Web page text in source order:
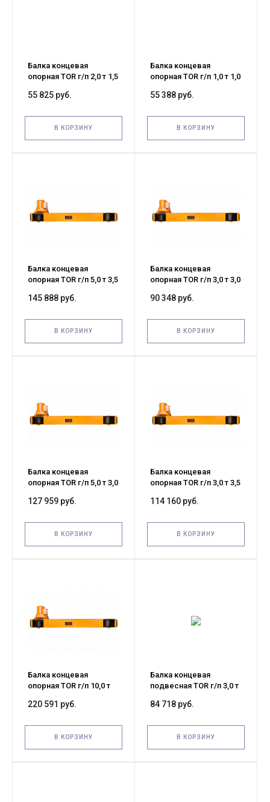
Балка концевая
опорная TOR г/п 2,0 т 1,5
55 825 руб.
В КОРЗИНУ
Балка концевая
опорная TOR г/п 1,0 т 1,0
55 388 руб.
В КОРЗИНУ
Балка концевая
опорная TOR г/п 5,0 т 3,5
145 888 руб.
В КОРЗИНУ
Балка концевая
опорная TOR г/п 3,0 т 3,0
90 348 руб.
В КОРЗИНУ
Балка концевая
опорная TOR г/п 5,0 т 3,0
127 959 руб.
В КОРЗИНУ
Балка концевая
опорная TOR г/п 3,0 т 3,5
114 160 руб.
В КОРЗИНУ
Балка концевая
опорная TOR г/п 10,0 т
220 591 руб.
В КОРЗИНУ
Балка концевая
подвесная TOR г/п 3,0 т
84 718 руб.
В КОРЗИНУ